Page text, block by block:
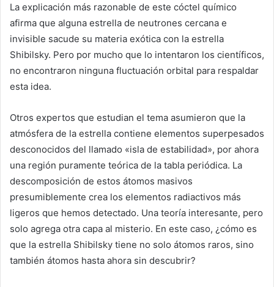
La explicación más razonable de este cóctel químico
afirma que alguna estrella de neutrones cercana e
invisible sacude su materia exótica con la estrella
Shibilsky. Pero por mucho que lo intentaron los científicos,
no encontraron ninguna fluctuación orbital para respaldar
esta idea.
Otros expertos que estudian el tema asumieron que la
atmósfera de la estrella contiene elementos superpesados
desconocidos del llamado «isla de estabilidad», por ahora
una región puramente teórica de la tabla periódica. La
descomposición de estos átomos masivos
presumiblemente crea los elementos radiactivos más
ligeros que hemos detectado. Una teoría interesante, pero
solo agrega otra capa al misterio. En este caso, ¿cómo es
que la estrella Shibilsky tiene no solo átomos raros, sino
también átomos hasta ahora sin descubrir?